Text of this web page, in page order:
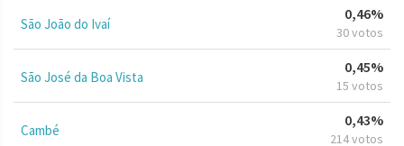
São João do Ivaí
0,46%
30 votos
São José da Boa Vista
0,45%
15 votos
Cambé
0,43%
214 votos